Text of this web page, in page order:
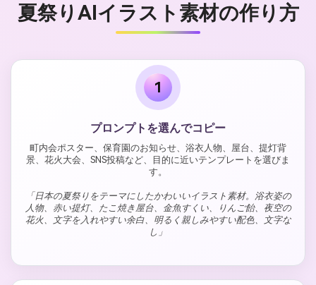
夏祭りAIイラスト素材の作り方
1
プロンプトを選んでコピー
町内会ポスター、保育園のお知らせ、浴衣人物、屋台、提灯背
景、花火大会、SNS投稿など、目的に近いテンプレートを選びま
す。
「日本の夏祭りをテーマにしたかわいいイラスト素材。浴衣姿の
人物、赤い提灯、たこ焼き屋台、金魚すくい、りんご飴、夜空の
花火、文字を入れやすい余白、明るく親しみやすい配色、文字な
し」